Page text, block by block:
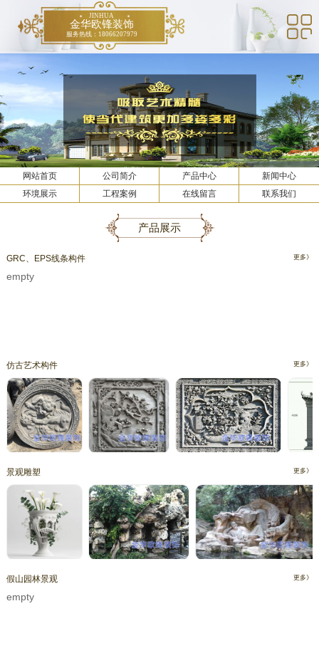
JINHUA
金华欧锋装饰
服务热线：18066207979
网站首页 公司简介 产品中心
新闻中心
环境展示
工程案例 在线留言 联系我们
产品展示
GRC、EPS线条构件 更多》
empty
仿古艺术构件 更多》
景观雕塑 更多》
假山园林景观 更多》
empty